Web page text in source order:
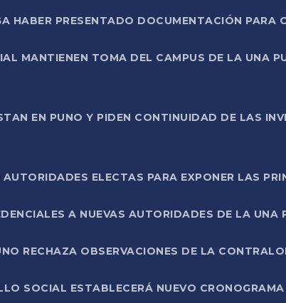
HABER PRESENTADO DOCUMENTACIÓN
MANTIENEN TOMA DEL CAMPUS DE LA UNA
EN PUNO Y PIDEN CONTINUIDAD DE LAS
ELECTAS PARA EXPONER LAS
A NUEVAS AUTORIDADES DE LA UNA
RECHAZA OBSERVACIONES DE LA
SOCIAL ESTABLECERÁ NUEVO